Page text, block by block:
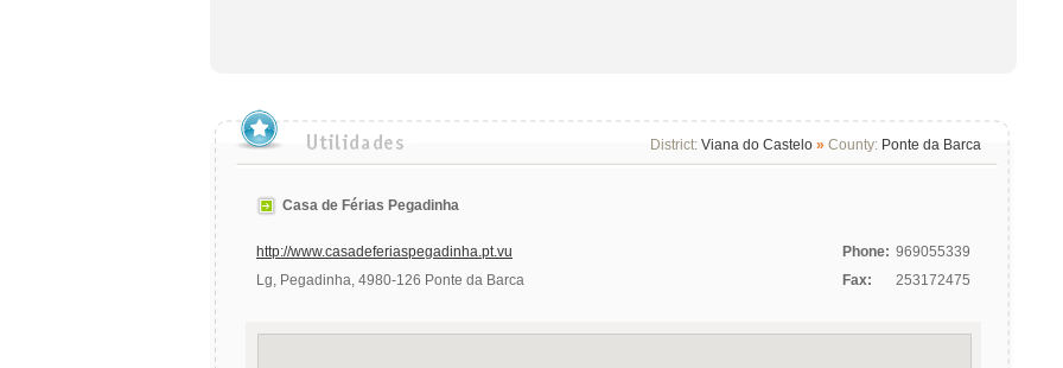
District: Viana do Castelo » County: Ponte da Barca
Casa de Férias Pegadinha
http://www.casadeferiaspegadinha.pt.vu
Lg, Pegadinha, 4980-126 Ponte da Barca
Phone: 969055339
Fax:
253172475